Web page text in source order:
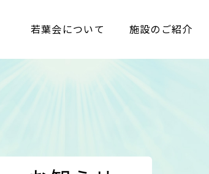
若葉会について 施設のご紹介